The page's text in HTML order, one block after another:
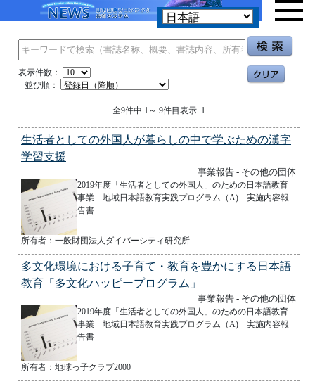
表示件数：
並び順：
全9件中 1～ 9件目表示 1
生活者としての外国人が暮らしの中で学ぶための漢字
学習支援
事業報告 - その他の団体
2019年度「生活者としての外国人」のための日本語教育
事業 地域日本語教育実践プログラム（A) 実施内容報
告書
所有者：一般財団法人ダイバーシティ研究所
多文化環境における子育て・教育を豊かにする日本語
教育「多文化ハッピープログラム」
事業報告 - その他の団体
2019年度「生活者としての外国人」のための日本語教育
事業 地域日本語教育実践プログラム（A) 実施内容報
告書
所有者：地球っ子クラブ2000